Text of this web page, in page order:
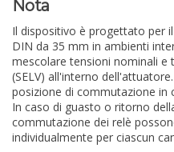
Nota
Il dispositivo è progettato per
DIN da 35 mm in ambienti
mescolare tensioni nominali e
(SELV) all'interno
posizione di commutazione in
In caso di guasto o ritorno
commutazione dei relè
individualmente per ciascun